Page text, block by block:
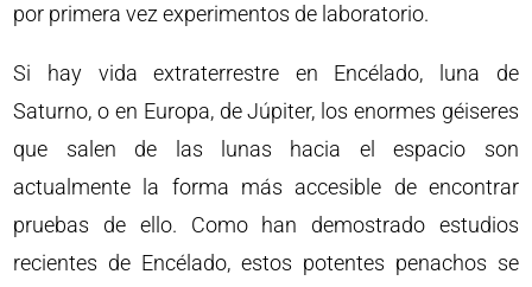
por primera vez experimentos de laboratorio.
Si hay vida extraterrestre en Encélado, luna de
Saturno, o en Europa, de Júpiter, los enormes géiseres
que salen de las lunas hacia el espacio son
actualmente la forma más accesible de encontrar
pruebas de ello. Como han demostrado estudios
recientes de Encélado, estos potentes penachos se